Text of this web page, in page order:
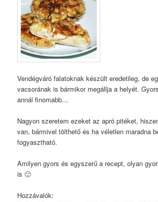
Vendégváró falatoknak készült eredetileg, de
vacsorának is bármikor megállja a helyét.
annál finomabb…
Nagyon szeretem ezeket az apró pitéket,
van, bármivel tölthető és ha véletlen maradna
fogyasztható.
Amilyen gyors és egyszerű a recept, olyan
is 🙂
Hozzávalók: